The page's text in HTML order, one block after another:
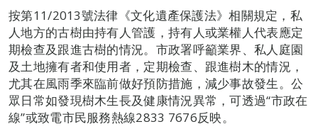
按第11/2013號法律《文化遺產保護法》相關規定，私
人地方的古樹由持有人管護，持有人或業權人代表應定
期檢查及跟進古樹的情況。市政署呼籲業界、私人庭園
及土地擁有者和使用者，定期檢查、跟進樹木的情況，
尤其在風雨季來臨前做好預防措施，減少事故發生。公
眾日常如發現樹木生長及健康情況異常，可透過“市政在
線”或致電市民服務熱線2833 7676反映。